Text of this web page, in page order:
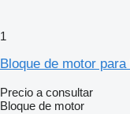
1
Bloque de motor
Precio a consultar
Bloque de motor